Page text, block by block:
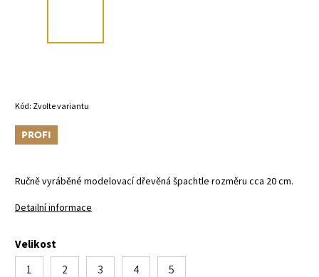
Kód: Zvolte variantu
Ručně vyráběné modelovací dřevěná špachtle rozměru cca 20 cm.
Detailní informace
Tip
Velikost
1
2 3 4 5